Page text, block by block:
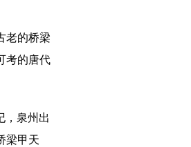
老的桥梁
考的唐代
，泉州出
梁甲天